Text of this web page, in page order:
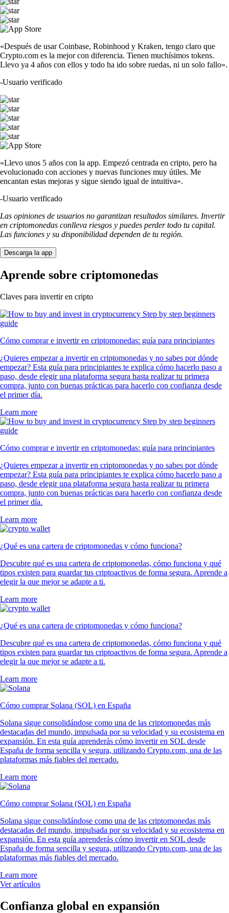
«Después de usar Coinbase, Robinhood y Kraken, tengo claro que
Crypto.com es la mejor con diferencia. Tienen muchísimos tokens.
Llevo ya 4 años con ellos y todo ha ido sobre ruedas, ni un solo fallo».
-Usuario verificado
«Llevo unos 5 años con la app. Empezó centrada en cripto, pero ha
evolucionado con acciones y nuevas funciones muy útiles. Me
encantan estas mejoras y sigue siendo igual de intuitiva».
-Usuario verificado
Las opiniones de usuarios no garantizan resultados similares. Invertir
en criptomonedas conlleva riesgos y puedes perder todo tu capital.
Las funciones y su disponibilidad dependen de tu región.
Descarga la app
Aprende sobre criptomonedas
Claves para invertir en cripto
Cómo comprar e invertir en criptomonedas: guía para principiantes
¿Quieres empezar a invertir en criptomonedas y no sabes por dónde
empezar? Esta guía para principiantes te explica cómo hacerlo paso a
paso, desde elegir una plataforma segura hasta realizar tu primera
compra, junto con buenas prácticas para hacerlo con confianza desde
el primer día.
Learn more
Cómo comprar e invertir en criptomonedas: guía para principiantes
¿Quieres empezar a invertir en criptomonedas y no sabes por dónde
empezar? Esta guía para principiantes te explica cómo hacerlo paso a
paso, desde elegir una plataforma segura hasta realizar tu primera
compra, junto con buenas prácticas para hacerlo con confianza desde
el primer día.
Learn more
¿Qué es una cartera de criptomonedas y cómo funciona?
Descubre qué es una cartera de criptomonedas, cómo funciona y qué
tipos existen para guardar tus criptoactivos de forma segura. Aprende a
elegir la que mejor se adapte a ti.
Learn more
¿Qué es una cartera de criptomonedas y cómo funciona?
Descubre qué es una cartera de criptomonedas, cómo funciona y qué
tipos existen para guardar tus criptoactivos de forma segura. Aprende a
elegir la que mejor se adapte a ti.
Learn more
Cómo comprar Solana (SOL) en España
Solana sigue consolidándose como una de las criptomonedas más
destacadas del mundo, impulsada por su velocidad y su ecosistema en
expansión. En esta guía aprenderás cómo invertir en SOL desde
España de forma sencilla y segura, utilizando Crypto.com, una de las
plataformas más fiables del mercado.
Learn more
Cómo comprar Solana (SOL) en España
Solana sigue consolidándose como una de las criptomonedas más
destacadas del mundo, impulsada por su velocidad y su ecosistema en
expansión. En esta guía aprenderás cómo invertir en SOL desde
España de forma sencilla y segura, utilizando Crypto.com, una de las
plataformas más fiables del mercado.
Learn more
Ver artículos
Confianza global en expansión